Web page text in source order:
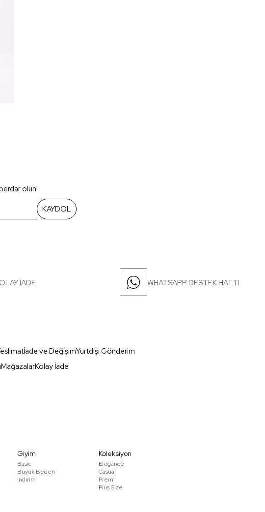
olun!
KAYDOL
İADE WHATSAPP DESTEK HATTI
İade ve DeğişimYurtdışı Gönderim
MağazalarKolay İade
Giyim
Basic
Büyük Beden
İndirim
Koleksiyon
Elegance
Casual
Prem
Plus Size